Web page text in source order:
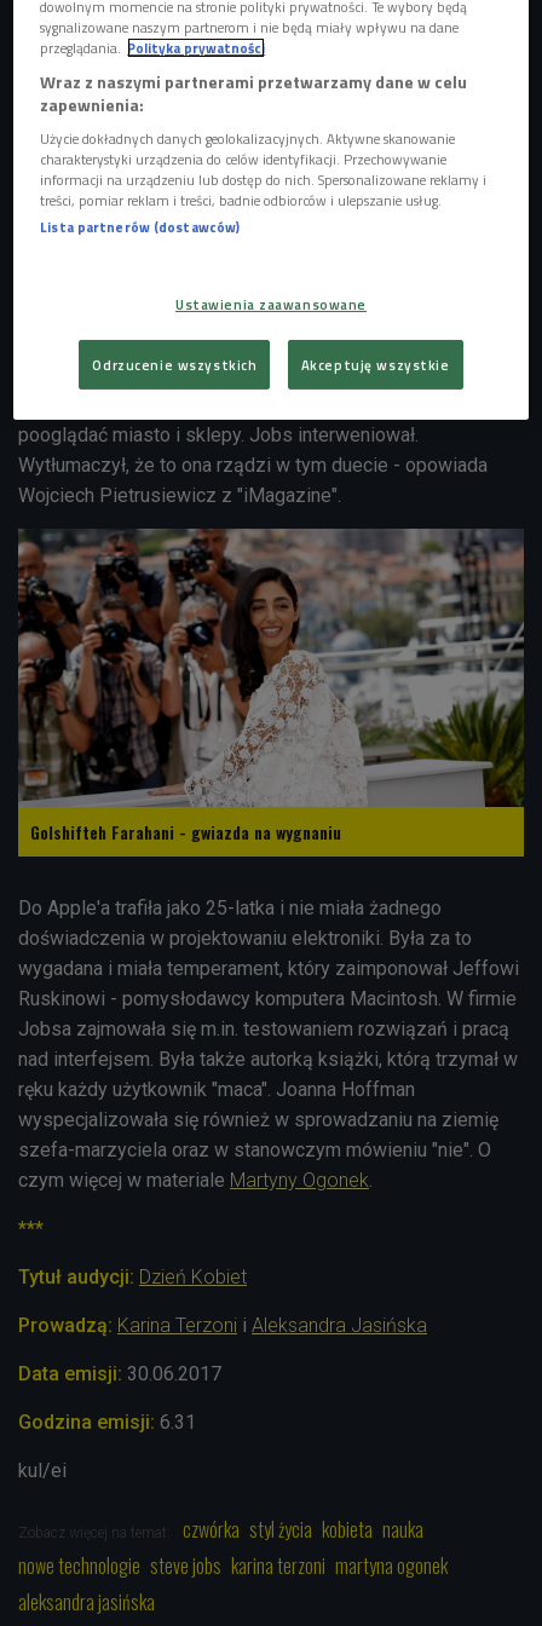
Joanna Hoffman była pierwszą kobietą w tej drużynie. -
Kiedy razem ze Steve'em Jobsem pojechali negocjować z
pooglądać miasto i sklepy. Jobs interweniował.
Wytłumaczył, że to ona rządzi w tym duecie - opowiada
Wojciech Pietrusiewicz z "iMagazine".
Golshifteh Farahani - gwiazda na wygnaniu
Do Apple'a trafiła jako 25-latka i nie miała żadnego
doświadczenia w projektowaniu elektroniki. Była za to
wygadana i miała temperament, który zaimponował Jeffowi
Ruskinowi - pomysłodawcy komputera Macintosh. W firmie
Jobsa zajmowała się m.in. testowaniem rozwiązań i pracą
nad interfejsem. Była także autorką książki, którą trzymał w
ręku każdy użytkownik "maca". Joanna Hoffman
wyspecjalizowała się również w sprowadzaniu na ziemię
szefa-marzyciela oraz w stanowczym mówieniu "nie". O
czym więcej w materiale Martyny Ogonek
***
Tytuł audycji: Dzień Kobiet
Prowadzą: Karina Terzoni i Aleksandra Jasińska
Data emisji: 30.06.2017
Godzina emisji: 6.31
kul/ei
Zobacz więcej na temat: czwórka styl życia kobieta nauka
nowe technologie steve jobs karina terzoni martyna ogonek
aleksandra jasińska
dowolnym momencie na stronie polityki prywatności. Te wybory będą
sygnalizowane naszym partnerom i nie będą miały wpływu na dane
przeglądania. Polityka prywatności
Wraz z naszymi partnerami przetwarzamy dane w celu
zapewnienia:
Użycie dokładnych danych geolokalizacyjnych. Aktywne skanowanie
charakterystyki urządzenia do celów identyfikacji. Przechowywanie
informacji na urządzeniu lub dostęp do nich. Spersonalizowane reklamy i
treści, pomiar reklam i treści, badnie odbiorców i ulepszanie usług.
Lista partnerów (dostawców)
Ustawienia zaawansowane
Odrzucenie wszystkich Akceptuję wszystkie